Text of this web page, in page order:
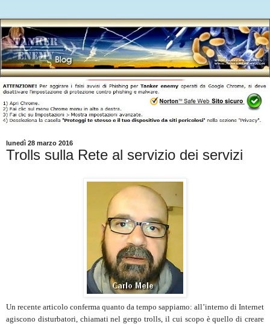
lunedì 28 marzo 2016
Trolls sulla Rete al servizio dei servizi
Un recente articolo conferma quanto da tempo sappiamo: all’interno di Internet
agiscono disturbatori, chiamati nel gergo trolls, il cui scopo è quello di creare